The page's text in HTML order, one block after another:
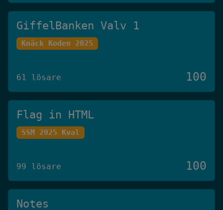
GiffelBanken Valv 1
Knäck Koden 2025
61 lösare 100
Flag in HTML
SSM 2025 Kval
99 lösare 100
Notes